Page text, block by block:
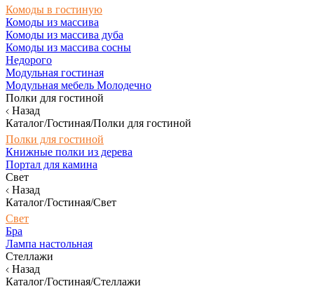
Комоды в гостиную
Комоды из массива
Комоды из массива дуба
Комоды из массива сосны
Недорого
Модульная гостиная
Модульная мебель Молодечно
Полки для гостиной
Назад
Каталог/Гостиная/Полки для гостиной
Полки для гостиной
Книжные полки из дерева
Портал для камина
Свет
Назад
Каталог/Гостиная/Свет
Свет
Бра
Лампа настольная
Стеллажи
Назад
Каталог/Гостиная/Стеллажи